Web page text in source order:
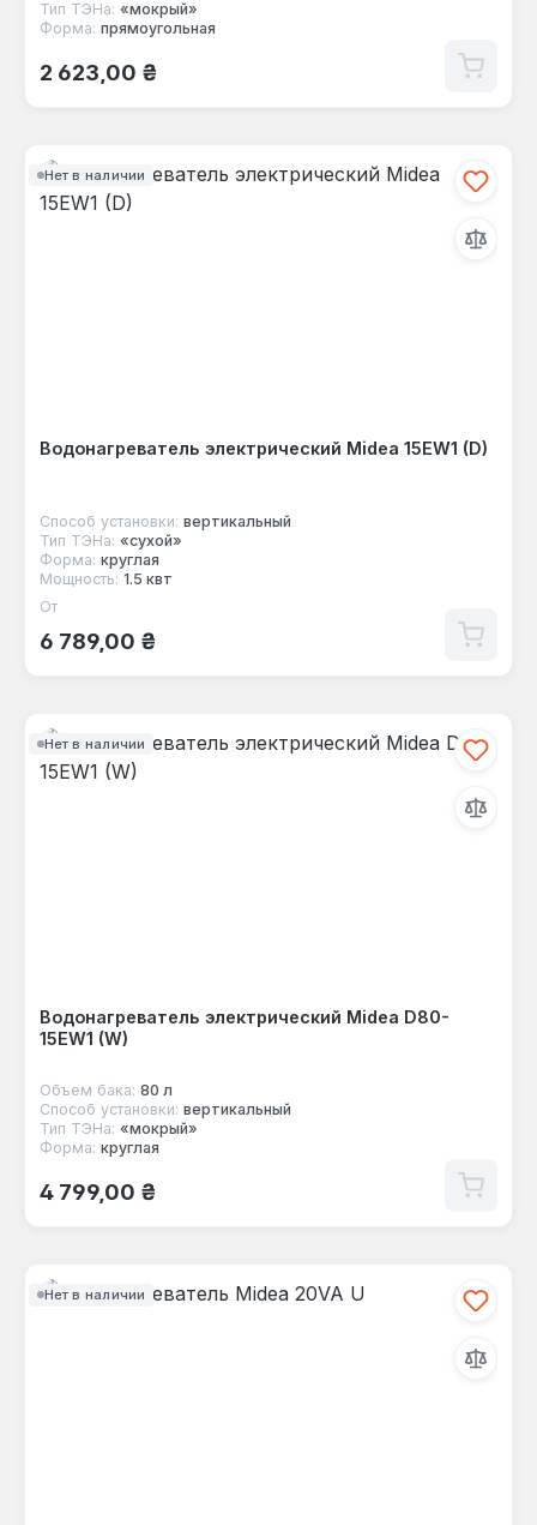
Тип ТЭНа: «мокрый»
Форма: прямоугольная
Обычная цена:
2 623,00 ₴
Нет в наличии
Водонагреватель электрический Midea 15EW1 (D)
Способ установки: вертикальный
Тип ТЭНа: «сухой»
Форма: круглая
Мощность: 1.5 квт
Обычная цена:
От
6 789,00 ₴
Нет в наличии
Водонагреватель электрический Midea D80-
15EW1 (W)
Объем бака: 80 л
Способ установки: вертикальный
Тип ТЭНа: «мокрый»
Форма: круглая
Обычная цена:
4 799,00 ₴
Нет в наличии